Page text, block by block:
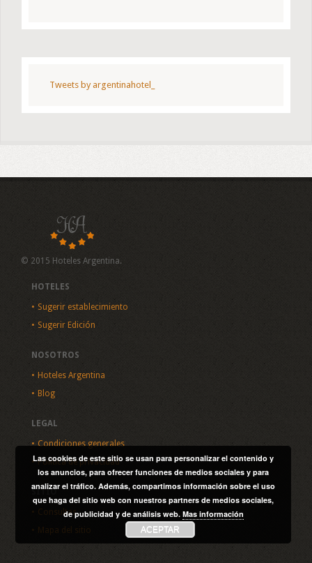
Tweets by argentinahotel_
© 2015 Hoteles Argentina.
HOTELES
Sugerir establecimiento
Sugerir Edición
NOSOTROS
Hoteles Argentina
Blog
LEGAL
Condiciones generales
Política de privacidad
SITIO
Consultas
Mapa del sitio
Las cookies de este sitio se usan para personalizar el contenido y
los anuncios, para ofrecer funciones de medios sociales y para
analizar el tráfico. Además, compartimos información sobre el uso
que haga del sitio web con nuestros partners de medios sociales,
de publicidad y de análisis web. Mas información
ACEPTAR